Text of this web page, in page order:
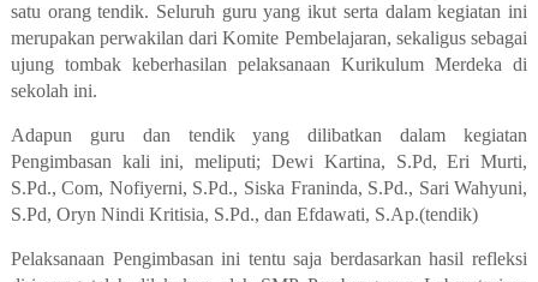
satu orang tendik. Seluruh guru yang ikut serta dalam kegiatan ini
merupakan perwakilan dari Komite Pembelajaran, sekaligus sebagai
ujung tombak keberhasilan pelaksanaan Kurikulum Merdeka di
sekolah ini.
Adapun guru dan tendik yang dilibatkan dalam kegiatan
Pengimbasan kali ini, meliputi; Dewi Kartina, S.Pd, Eri Murti,
S.Pd., Com, Nofiyerni, S.Pd., Siska Franinda, S.Pd., Sari Wahyuni,
S.Pd, Oryn Nindi Kritisia, S.Pd., dan Efdawati, S.Ap.(tendik)
Pelaksanaan Pengimbasan ini tentu saja berdasarkan hasil refleksi